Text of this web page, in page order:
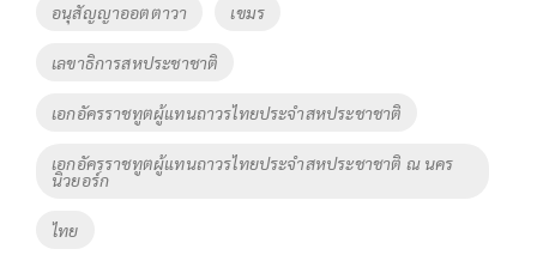
อนุสัญญาออตตาวา เขมร
เลขาธิการสหประชาชาติ
เอกอัครราชทูตผู้แทนถาวรไทยประจำสหประชาชาติ
เอกอัครราชทูตผู้แทนถาวรไทยประจำสหประชาชาติ ณ นคร
นิวยอร์ก
ไทย